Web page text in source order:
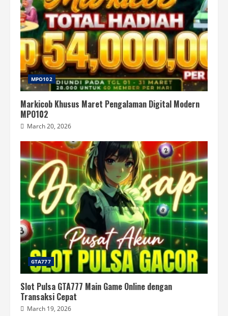
MPO102
Markicob Khusus Maret Pengalaman Digital Modern
MPO102
March 20, 2026
GTA777
Slot Pulsa GTA777 Main Game Online dengan
Transaksi Cepat
March 19, 2026